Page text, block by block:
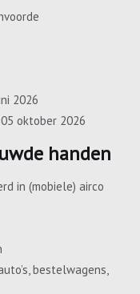
2026
oktober 2026
handen
in (mobiele) airco
bestelwagens,